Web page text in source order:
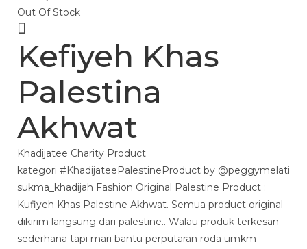
Out Of Stock
Kefiyeh Khas
Palestina
Akhwat
Khadijatee Charity Product
kategori #KhadijateePalestineProduct by @peggymelati
sukma_khadijah Fashion Original Palestine Product :
Kufiyeh Khas Palestine Akhwat. Semua product original
dikirim langsung dari palestine.. Walau produk terkesan
sederhana tapi mari bantu perputaran roda umkm